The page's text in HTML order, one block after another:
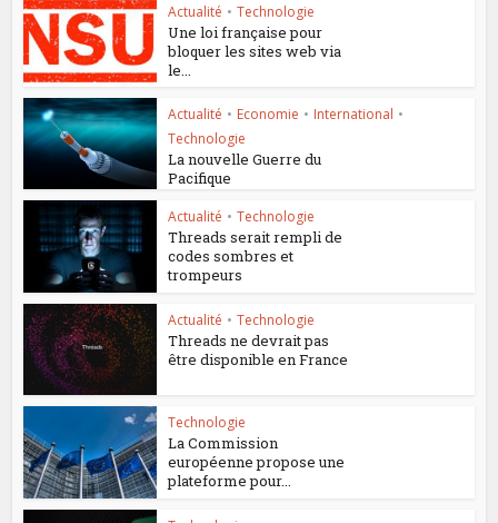
Actualité • Technologie
Une loi française pour
bloquer les sites web via
le...
Actualité • Economie • International •
Technologie
La nouvelle Guerre du
Pacifique
Actualité • Technologie
Threads serait rempli de
codes sombres et
trompeurs
Actualité • Technologie
Threads ne devrait pas
être disponible en France
Technologie
La Commission
européenne propose une
plateforme pour...